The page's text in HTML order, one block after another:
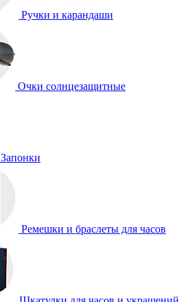
Ручки и карандаши
Очки солнцезащитные
Запонки
Ремешки и браслеты для часов